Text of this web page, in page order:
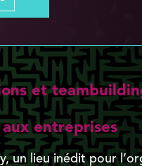
et
entreprises
un lieu inédit pour